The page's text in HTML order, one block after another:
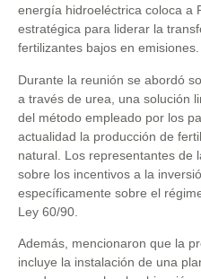
energía hidroeléctrica coloca a
estratégica para liderar la
fertilizantes bajos en emisiones.
Durante la reunión se abordó
a través de urea, una solución
del método empleado por los
actualidad la producción de
natural. Los representantes de
sobre los incentivos a la
específicamente sobre el
Ley 60/90.
Además, mencionaron que la
incluye la instalación de una